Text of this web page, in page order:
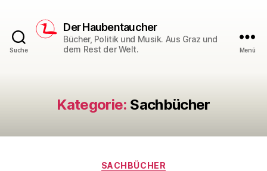
Suche
Der Haubentaucher
Bücher, Politik und Musik. Aus Graz und
dem Rest der Welt.
Menü
Kategorie: Sachbücher
Kategorien
SACHBÜCHER